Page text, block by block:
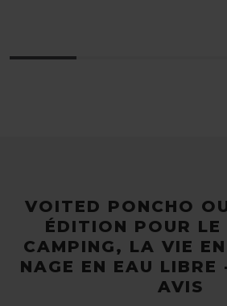
VOITED PONCHO
ÉDITION POUR LE
CAMPING, LA VIE
NAGE EN EAU LIBRE
AVIS